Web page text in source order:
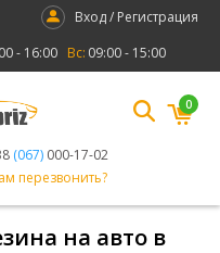
Вход / Регистрация
- 16:00 Вс: 09:00 - 15:00
(067) 000-17-02
перезвонить?
0
на авто в